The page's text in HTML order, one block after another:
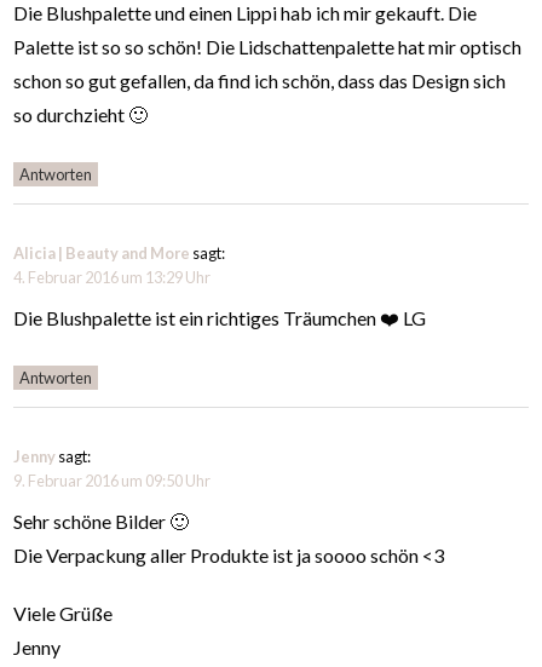
Die Blushpalette und einen Lippi hab ich mir gekauft. Die
Palette ist so so schön! Die Lidschattenpalette hat mir optisch
schon so gut gefallen, da find ich schön, dass das Design sich
so durchzieht 🙂
Antworten
Alicia | Beauty and More sagt:
4. Februar 2016 um 13:29 Uhr
Die Blushpalette ist ein richtiges Träumchen ❤️ LG
Antworten
Jennysagt:
9. Februar 2016 um 09:50 Uhr
Sehr schöne Bilder 🙂
Die Verpackung aller Produkte ist ja soooo schön <3
Viele Grüße
Jenny